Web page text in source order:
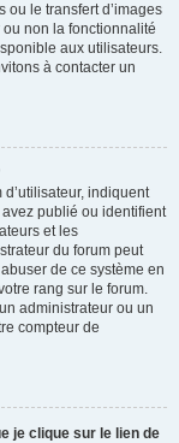
ou le transfert d’images
non la fonctionnalité
aux utilisateurs.
à contacter un
indiquent
publié ou identifient
et les
du forum peut
de ce système en
rang sur le forum.
administrateur ou un
compteur de
je clique sur le lien de